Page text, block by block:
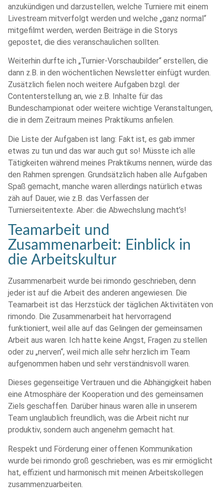
anzukündigen und darzustellen, welche Turniere mit einem
Livestream mitverfolgt werden und welche „ganz normal“
mitgefilmt werden, werden Beiträge in die Storys
gepostet, die dies veranschaulichen sollten.
Weiterhin durfte ich „Turnier-Vorschaubilder“ erstellen, die
dann z.B. in den wöchentlichen Newsletter einfügt wurden.
Zusätzlich fielen noch weitere Aufgaben bzgl. der
Contenterstellung an, wie z.B. Inhalte für das
Bundeschampionat oder weitere wichtige Veranstaltungen,
die in dem Zeitraum meines Praktikums anfielen.
Die Liste der Aufgaben ist lang: Fakt ist, es gab immer
etwas zu tun und das war auch gut so! Müsste ich alle
Tätigkeiten während meines Praktikums nennen, würde das
den Rahmen sprengen. Grundsätzlich haben alle Aufgaben
Spaß gemacht, manche waren allerdings natürlich etwas
zäh auf Dauer, wie z.B. das Verfassen der
Turnierseitentexte. Aber: die Abwechslung macht’s!
Teamarbeit und
Zusammenarbeit: Einblick in
die Arbeitskultur
Zusammenarbeit wurde bei rimondo geschrieben, denn
jeder ist auf die Arbeit des anderen angewiesen. Die
Teamarbeit ist das Herzstück der täglichen Aktivitäten von
rimondo. Die Zusammenarbeit hat hervorragend
funktioniert, weil alle auf das Gelingen der gemeinsamen
Arbeit aus waren. Ich hatte keine Angst, Fragen zu stellen
oder zu „nerven“, weil mich alle sehr herzlich im Team
aufgenommen haben und sehr verständnisvoll waren.
Dieses gegenseitige Vertrauen und die Abhängigkeit haben
eine Atmosphäre der Kooperation und des gemeinsamen
Ziels geschaffen. Darüber hinaus waren alle in unserem
Team unglaublich freundlich, was die Arbeit nicht nur
produktiv, sondern auch angenehm gemacht hat.
Respekt und Förderung einer offenen Kommunikation
wurde bei rimondo groß geschrieben, was es mir ermöglicht
hat, effizient und harmonisch mit meinen Arbeitskollegen
zusammenzuarbeiten.